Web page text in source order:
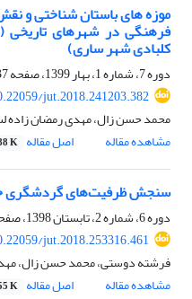
موزه های باستان شناختی و
فرهنگی در شهرهای تاریخی
کلبادی شهر ساری)
دوره 7، شماره 1، بهار 1399، صفحه
jut.2018.241203.382
محمد حسن زال، مهدی رمضان زاده
مشاهده مقاله
اصل مقاله K
سنجش ظرفیت‌های‌‌ گردشگری
دوره 6، شماره 2، تابستان 1398، صفحه
jut.2018.253316.461
فرشته دوستی، محمد حسن زال،
مشاهده مقاله
اصل مقاله K